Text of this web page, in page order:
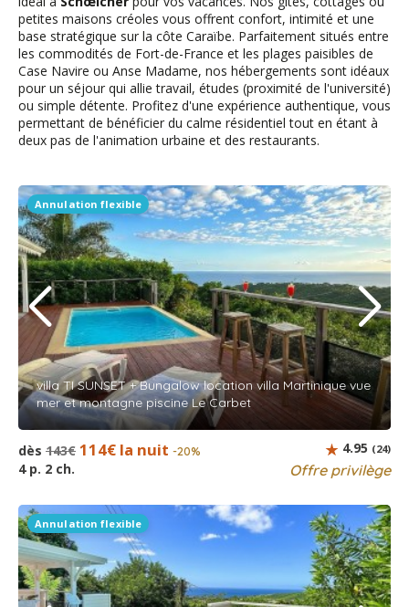
petites maisons créoles vous offrent confort, intimité et une
base stratégique sur la côte Caraïbe. Parfaitement situés entre
les commodités de Fort-de-France et les plages paisibles de
Case Navire ou Anse Madame, nos hébergements sont idéaux
pour un séjour qui allie travail, études (proximité de l'université)
ou simple détente. Profitez d'une expérience authentique, vous
permettant de bénéficier du calme résidentiel tout en étant à
deux pas de l'animation urbaine et des restaurants.
Annulation flexible
villa TI SUNSET + Bungalow location villa Martinique vue
mer et montagne piscine Le Carbet
dès 143€ 114€ la nuit -20%
4 p. 2 ch. Offre privilège
4.95 (24)
Annulation flexible